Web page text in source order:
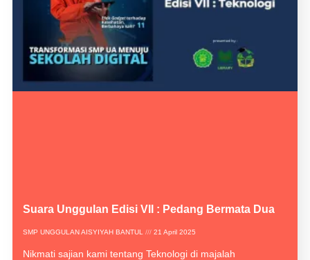
Suara Unggulan Edisi VII : Pedang Bermata Dua
SMP UNGGULAN AISYIYAH BANTUL 21 April 2025
Nikmati sajian kami tentang Teknologi di majalah